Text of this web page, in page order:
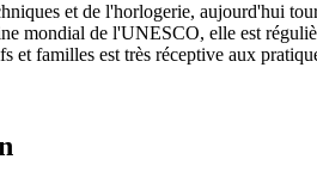
et de l'horlogerie, aujourd'hui
de l'UNESCO, elle est
familles est très réceptive aux